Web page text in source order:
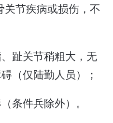
关节疾病或损伤，不
、趾关节稍粗大，无
（仅陆勤人员）；
条件兵除外）。